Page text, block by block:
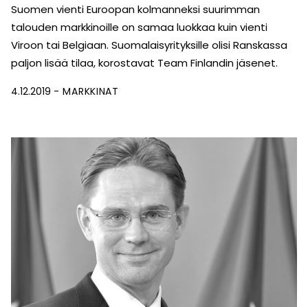
Suomen vienti Euroopan kolmanneksi suurimman
talouden markkinoille on samaa luokkaa kuin vienti
Viroon tai Belgiaan. Suomalaisyrityksille olisi Ranskassa
paljon lisää tilaa, korostavat Team Finlandin jäsenet.
4.12.2019 MARKKINAT